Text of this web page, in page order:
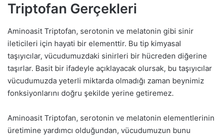
Triptofan Gerçekleri
Aminoasit Triptofan, serotonin ve melatonin gibi sinir
ileticileri için hayati bir elementtir. Bu tip kimyasal
taşıyıcılar, vücudumuzdaki sinirleri bir hücreden diğerine
taşırlar. Basit bir ifadeyle açıklayacak olursak, bu taşıyıcılar
vücudumuzda yeterli miktarda olmadığı zaman beynimiz
fonksiyonlarını doğru şekilde yerine getiremez.
Aminoasit Triptofan, serotonin ve melatonin elementlerinin
üretimine yardımcı olduğundan, vücudumuzun bunu